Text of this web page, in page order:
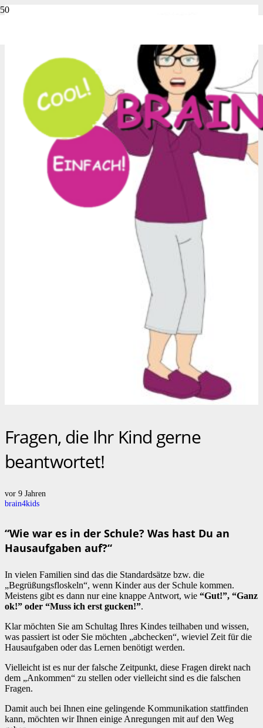
Fragen, die Ihr Kind gerne
beantwortet!
vor 9 Jahren
brain4kids
“Wie war es in der Schule? Was hast Du an
Hausaufgaben auf?“
In vielen Familien sind das die Standardsätze bzw. die
„Begrüßungsfloskeln“, wenn Kinder aus der Schule kommen.
Meistens gibt es dann nur eine knappe Antwort, wie “Gut!”, “Ganz
ok!” oder “Muss ich erst gucken!”.
Klar möchten Sie am Schultag Ihres Kindes teilhaben und wissen,
was passiert ist oder Sie möchten „abchecken“, wieviel Zeit für die
Hausaufgaben oder das Lernen benötigt werden.
Vielleicht ist es nur der falsche Zeitpunkt, diese Fragen direkt nach
dem „Ankommen“ zu stellen oder vielleicht sind es die falschen
Fragen.
Damit auch bei Ihnen eine gelingende Kommunikation stattfinden
kann, möchten wir Ihnen einige Anregungen mit auf den Weg